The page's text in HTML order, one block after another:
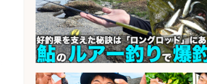
sponsored by 求人ボックス
フィッシング用品の「製品開発設
計」
会社名 メガバス株式会社